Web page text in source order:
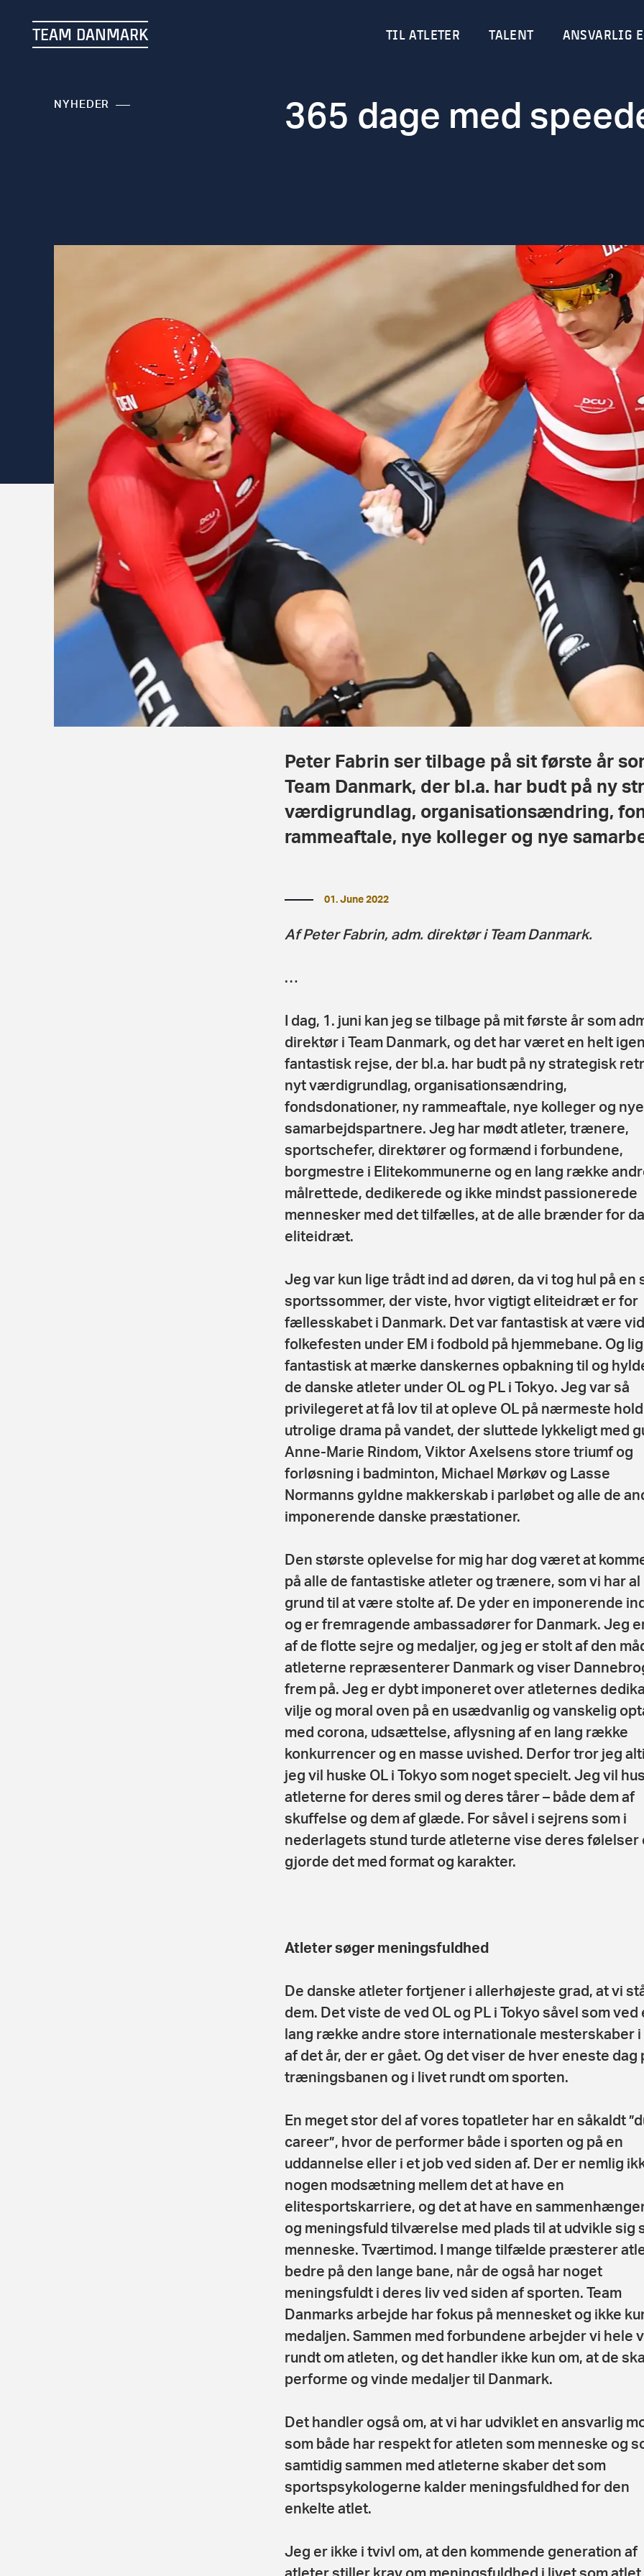
TEAM DANMARK TIL ATLETER TALENT ANSVARLIG
NYHEDER 365 dage med
Peter Fabrin ser tilbage på sit første år
Team Danmark, der bl.a. har budt på ny
værdigrundlag, organisationsændring,
rammeaftale, nye kolleger og nye
01. June 2022
Af Peter Fabrin, adm. direktør i Team Danmark.
…
I dag, 1. juni kan jeg se tilbage på mit første år som
direktør i Team Danmark, og det har været en helt
fantastisk rejse, der bl.a. har budt på ny strategisk
nyt værdigrundlag, organisationsændring,
fondsdonationer, ny rammeaftale, nye kolleger og nye
samarbejdspartnere. Jeg har mødt atleter, trænere,
sportschefer, direktører og formænd i forbundene,
borgmestre i Elitekommunerne og en lang række
målrettede, dedikerede og ikke mindst passionerede
mennesker med det tilfælles, at de alle brænder for
eliteidræt.
Jeg var kun lige trådt ind ad døren, da vi tog hul på en
sportssommer, der viste, hvor vigtigt eliteidræt er for
fællesskabet i Danmark. Det var fantastisk at være
folkefesten under EM i fodbold på hjemmebane. Og
fantastisk at mærke danskernes opbakning til og
de danske atleter under OL og PL i Tokyo. Jeg var så
privilegeret at få lov til at opleve OL på nærmeste
utrolige drama på vandet, der sluttede lykkeligt med
Anne-Marie Rindom, Viktor Axelsens store triumf og
forløsning i badminton, Michael Mørkøv og Lasse
Normanns gyldne makkerskab i parløbet og alle de
imponerende danske præstationer.
Den største oplevelse for mig har dog været at
på alle de fantastiske atleter og trænere, som vi har al
grund til at være stolte af. De yder en imponerende
og er fremragende ambassadører for Danmark. Jeg
af de flotte sejre og medaljer, og jeg er stolt af den
atleterne repræsenterer Danmark og viser
frem på. Jeg er dybt imponeret over atleternes
vilje og moral oven på en usædvanlig og vanskelig
med corona, udsættelse, aflysning af en lang række
konkurrencer og en masse uvished. Derfor tror jeg
jeg vil huske OL i Tokyo som noget specielt. Jeg vil
atleterne for deres smil og deres tårer – både dem af
skuffelse og dem af glæde. For såvel i sejrens som i
nederlagets stund turde atleterne vise deres følelser
gjorde det med format og karakter.
Atleter søger meningsfuldhed
De danske atleter fortjener i allerhøjeste grad, at vi
dem. Det viste de ved OL og PL i Tokyo såvel som ved
lang række andre store internationale mesterskaber
af det år, der er gået. Og det viser de hver eneste dag
træningsbanen og i livet rundt om sporten.
En meget stor del af vores topatleter har en såkaldt
career”, hvor de performer både i sporten og på en
uddannelse eller i et job ved siden af. Der er nemlig
nogen modsætning mellem det at have en
elitesportskarriere, og det at have en
og meningsfuld tilværelse med plads til at udvikle sig
menneske. Tværtimod. I mange tilfælde præsterer
bedre på den lange bane, når de også har noget
meningsfuldt i deres liv ved siden af sporten. Team
Danmarks arbejde har fokus på mennesket og ikke
medaljen. Sammen med forbundene arbejder vi hele
rundt om atleten, og det handler ikke kun om, at de
performe og vinde medaljer til Danmark.
Det handler også om, at vi har udviklet en ansvarlig
som både har respekt for atleten som menneske og
samtidig sammen med atleterne skaber det som
sportspsykologerne kalder meningsfuldhed for den
enkelte atlet.
Jeg er ikke i tvivl om, at den kommende generation af